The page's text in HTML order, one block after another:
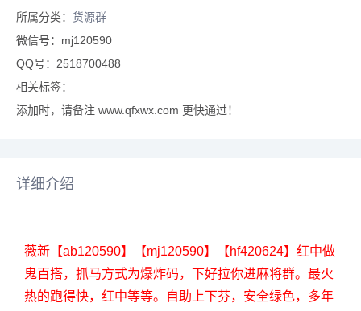
所属分类： 货源群
微信号：mj120590
QQ号：2518700488
相关标签：
添加时，请备注 www.qfxwx.com 更快通过！
详细介绍
薇新【ab120590】【mj120590】【hf420624】红中做
鬼百搭，抓马方式为爆炸码，下好拉你进麻将群。最火
热的跑得快，红中等等。自助上下芬，安全绿色，多年